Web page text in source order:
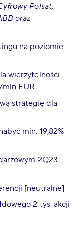
Polsat,
oraz
na poziomie
wierzytelności
EUR
strategię dla
min. 19,82%
2Q23
[neutralne]
2 tys. akcji